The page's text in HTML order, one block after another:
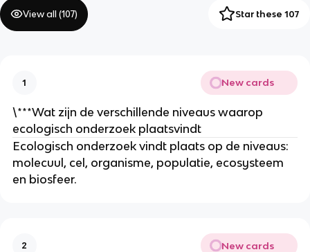
View all (107) Star these 107
1 New cards
\***Wat zijn de verschillende niveaus waarop
ecologisch onderzoek plaatsvindt
Ecologisch onderzoek vindt plaats op de niveaus:
molecuul, cel, organisme, populatie, ecosysteem
en biosfeer.
2 New cards